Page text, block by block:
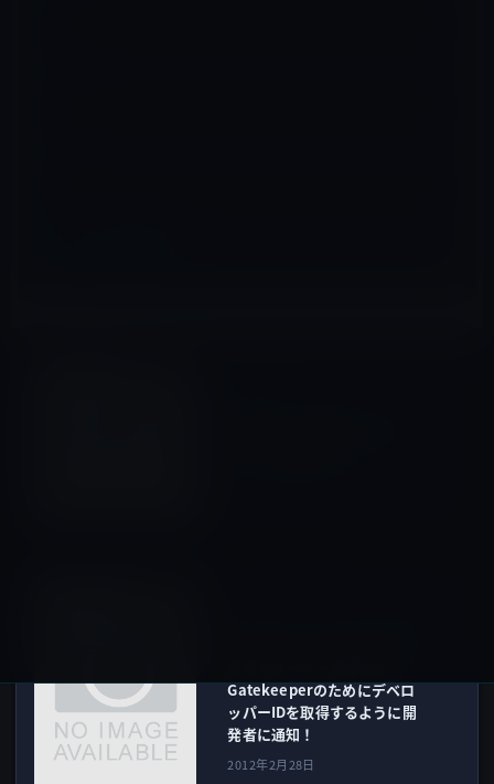
Gatekeeperのためにデベロ
ッパーIDを取得するように開
発者に通知！
2012年2月28日